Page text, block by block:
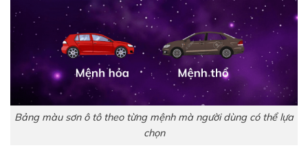
Bảng màu sơn ô tô theo từng mệnh mà người dùng có thể lựa
chọn